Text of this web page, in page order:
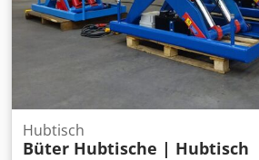
Hubtisch
Büter Hubtische | Hubtisch